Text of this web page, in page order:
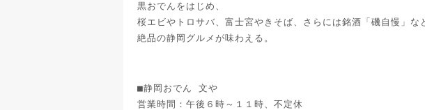
黒おでんをはじめ、
桜エビやトロサバ、富士宮やきそば、さらには銘酒「磯自慢」な
絶品の静岡グルメが味わえる。
■静岡おでん 文や
営業時間：午後６時～１１時、不定休